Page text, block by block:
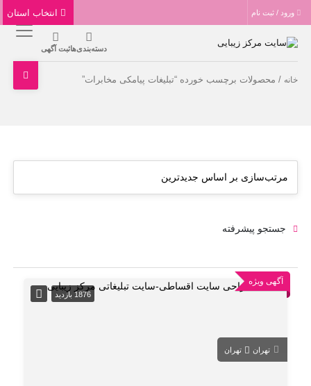
ورود / ثبت نام
دسته‌بندی‌هاثبت آگهی
خانه / محصولات برچسب خورده “تبلیغات پیامکی مخابرات”
جستجو پیشرفته
آگهی ویژه
1876 بازدید
تهران تهران